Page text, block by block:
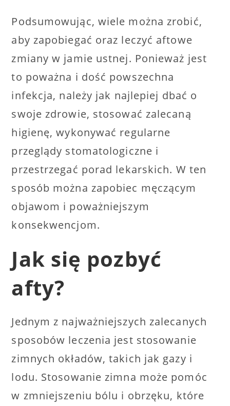
Podsumowując, wiele można zrobić,
aby zapobiegać oraz leczyć aftowe
zmiany w jamie ustnej. Ponieważ jest
to poważna i dość powszechna
infekcja, należy jak najlepiej dbać o
swoje zdrowie, stosować zalecaną
higienę, wykonywać regularne
przeglądy stomatologiczne i
przestrzegać porad lekarskich. W ten
sposób można zapobiec męczącym
objawom i poważniejszym
konsekwencjom.
Jak się pozbyć
afty?
Jednym z najważniejszych zalecanych
sposobów leczenia jest stosowanie
zimnych okładów, takich jak gazy i
lodu. Stosowanie zimna może pomóc
w zmniejszeniu bólu i obrzęku, które